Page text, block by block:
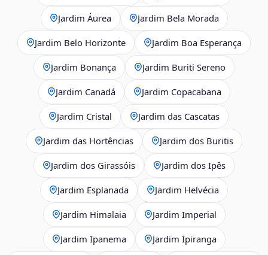
Jardim Áurea Jardim Bela Morada
Jardim Belo Horizonte Jardim Boa Esperança
Jardim Bonança Jardim Buriti Sereno
Jardim Canadá Jardim Copacabana
Jardim Cristal Jardim das Cascatas
Jardim das Hortências Jardim dos Buritis
Jardim dos Girassóis Jardim dos Ipês
Jardim Esplanada Jardim Helvécia
Jardim Himalaia Jardim Imperial
Jardim Ipanema Jardim Ipiranga